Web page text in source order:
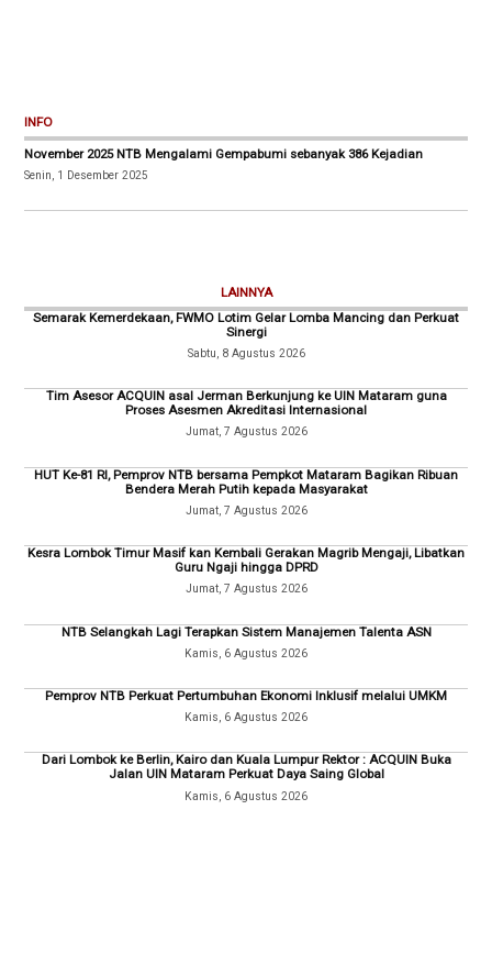
INFO
November 2025 NTB Mengalami Gempabumi sebanyak 386 Kejadian
Senin, 1 Desember 2025
LAINNYA
Semarak Kemerdekaan, FWMO Lotim Gelar Lomba Mancing dan Perkuat
Sinergi
Sabtu, 8 Agustus 2026
Tim Asesor ACQUIN asal Jerman Berkunjung ke UIN Mataram guna
Proses Asesmen Akreditasi Internasional
Jumat, 7 Agustus 2026
HUT Ke-81 RI, Pemprov NTB bersama Pempkot Mataram Bagikan Ribuan
Bendera Merah Putih kepada Masyarakat
Jumat, 7 Agustus 2026
Kesra Lombok Timur Masif kan Kembali Gerakan Magrib Mengaji, Libatkan
Guru Ngaji hingga DPRD
Jumat, 7 Agustus 2026
NTB Selangkah Lagi Terapkan Sistem Manajemen Talenta ASN
Kamis, 6 Agustus 2026
Pemprov NTB Perkuat Pertumbuhan Ekonomi Inklusif melalui UMKM
Kamis, 6 Agustus 2026
Dari Lombok ke Berlin, Kairo dan Kuala Lumpur Rektor : ACQUIN Buka
Jalan UIN Mataram Perkuat Daya Saing Global
Kamis, 6 Agustus 2026